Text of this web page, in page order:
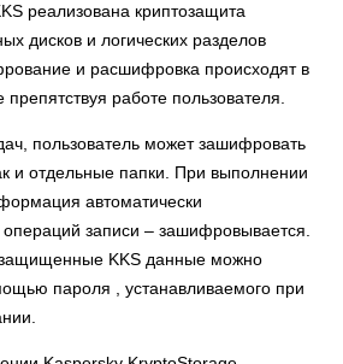
реализована криптозащита
дисков и логических разделов
и расшифровка происходят в
работе пользователя.
пользователь может зашифровать
и отдельные папки. При выполнении
автоматически
записи – зашифровывается.
защищенные KKS данные можно
пароля , устанавливаемого при